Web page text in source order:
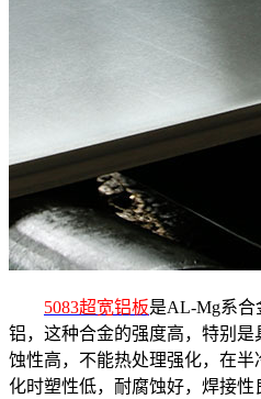
5083超宽铝板是AL-Mg系合
铝，这种合金的强度高，特别
蚀性高，不能热处理强化，在
化时塑性低，耐腐蚀好，焊接